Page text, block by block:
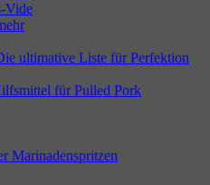
Vide
ultimative Liste für Perfektion
für Pulled Pork
Marinadenspritzen